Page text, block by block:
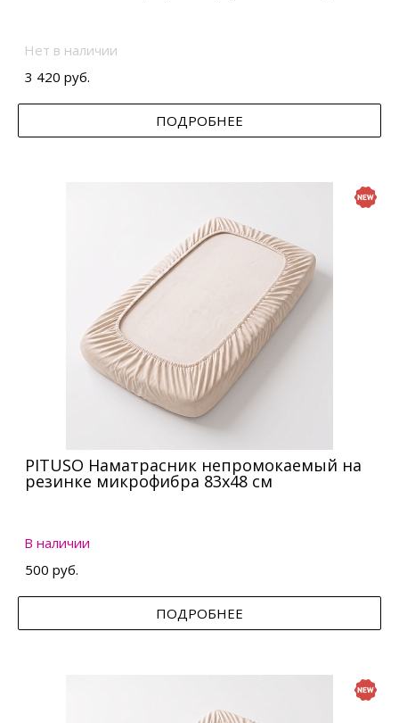
Нет в наличии
3 420 руб.
ПОДРОБНЕЕ
PITUSO Наматрасник непромокаемый на
резинке микрофибра 83х48 см
В наличии
500 руб.
ПОДРОБНЕЕ